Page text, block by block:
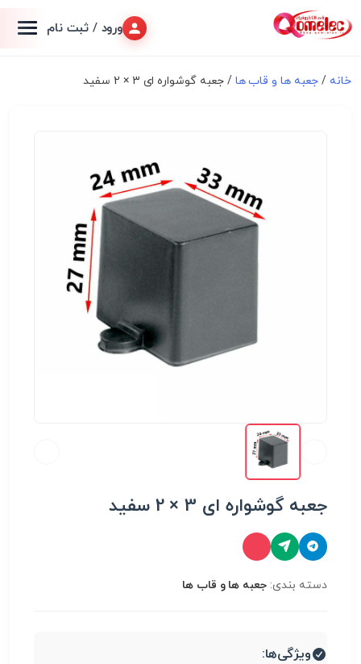
ورود / ثبت نام
خانه /جعبه ها و قاب ها / جعبه گوشواره ای 3 × 2 سفید
جعبه گوشواره ای 3 × 2 سفید
دسته بندی: جعبه ها و قاب ها
ویژگی‌ها: